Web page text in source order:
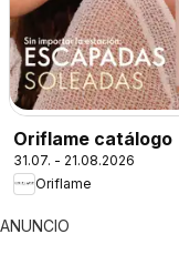
Oriflame catálogo
31.07. - 21.08.2026
Oriflame
ANUNCIO